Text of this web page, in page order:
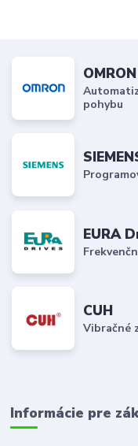
OMRON
pohybu
EURA
CUH
Vibračné
Informácie pre